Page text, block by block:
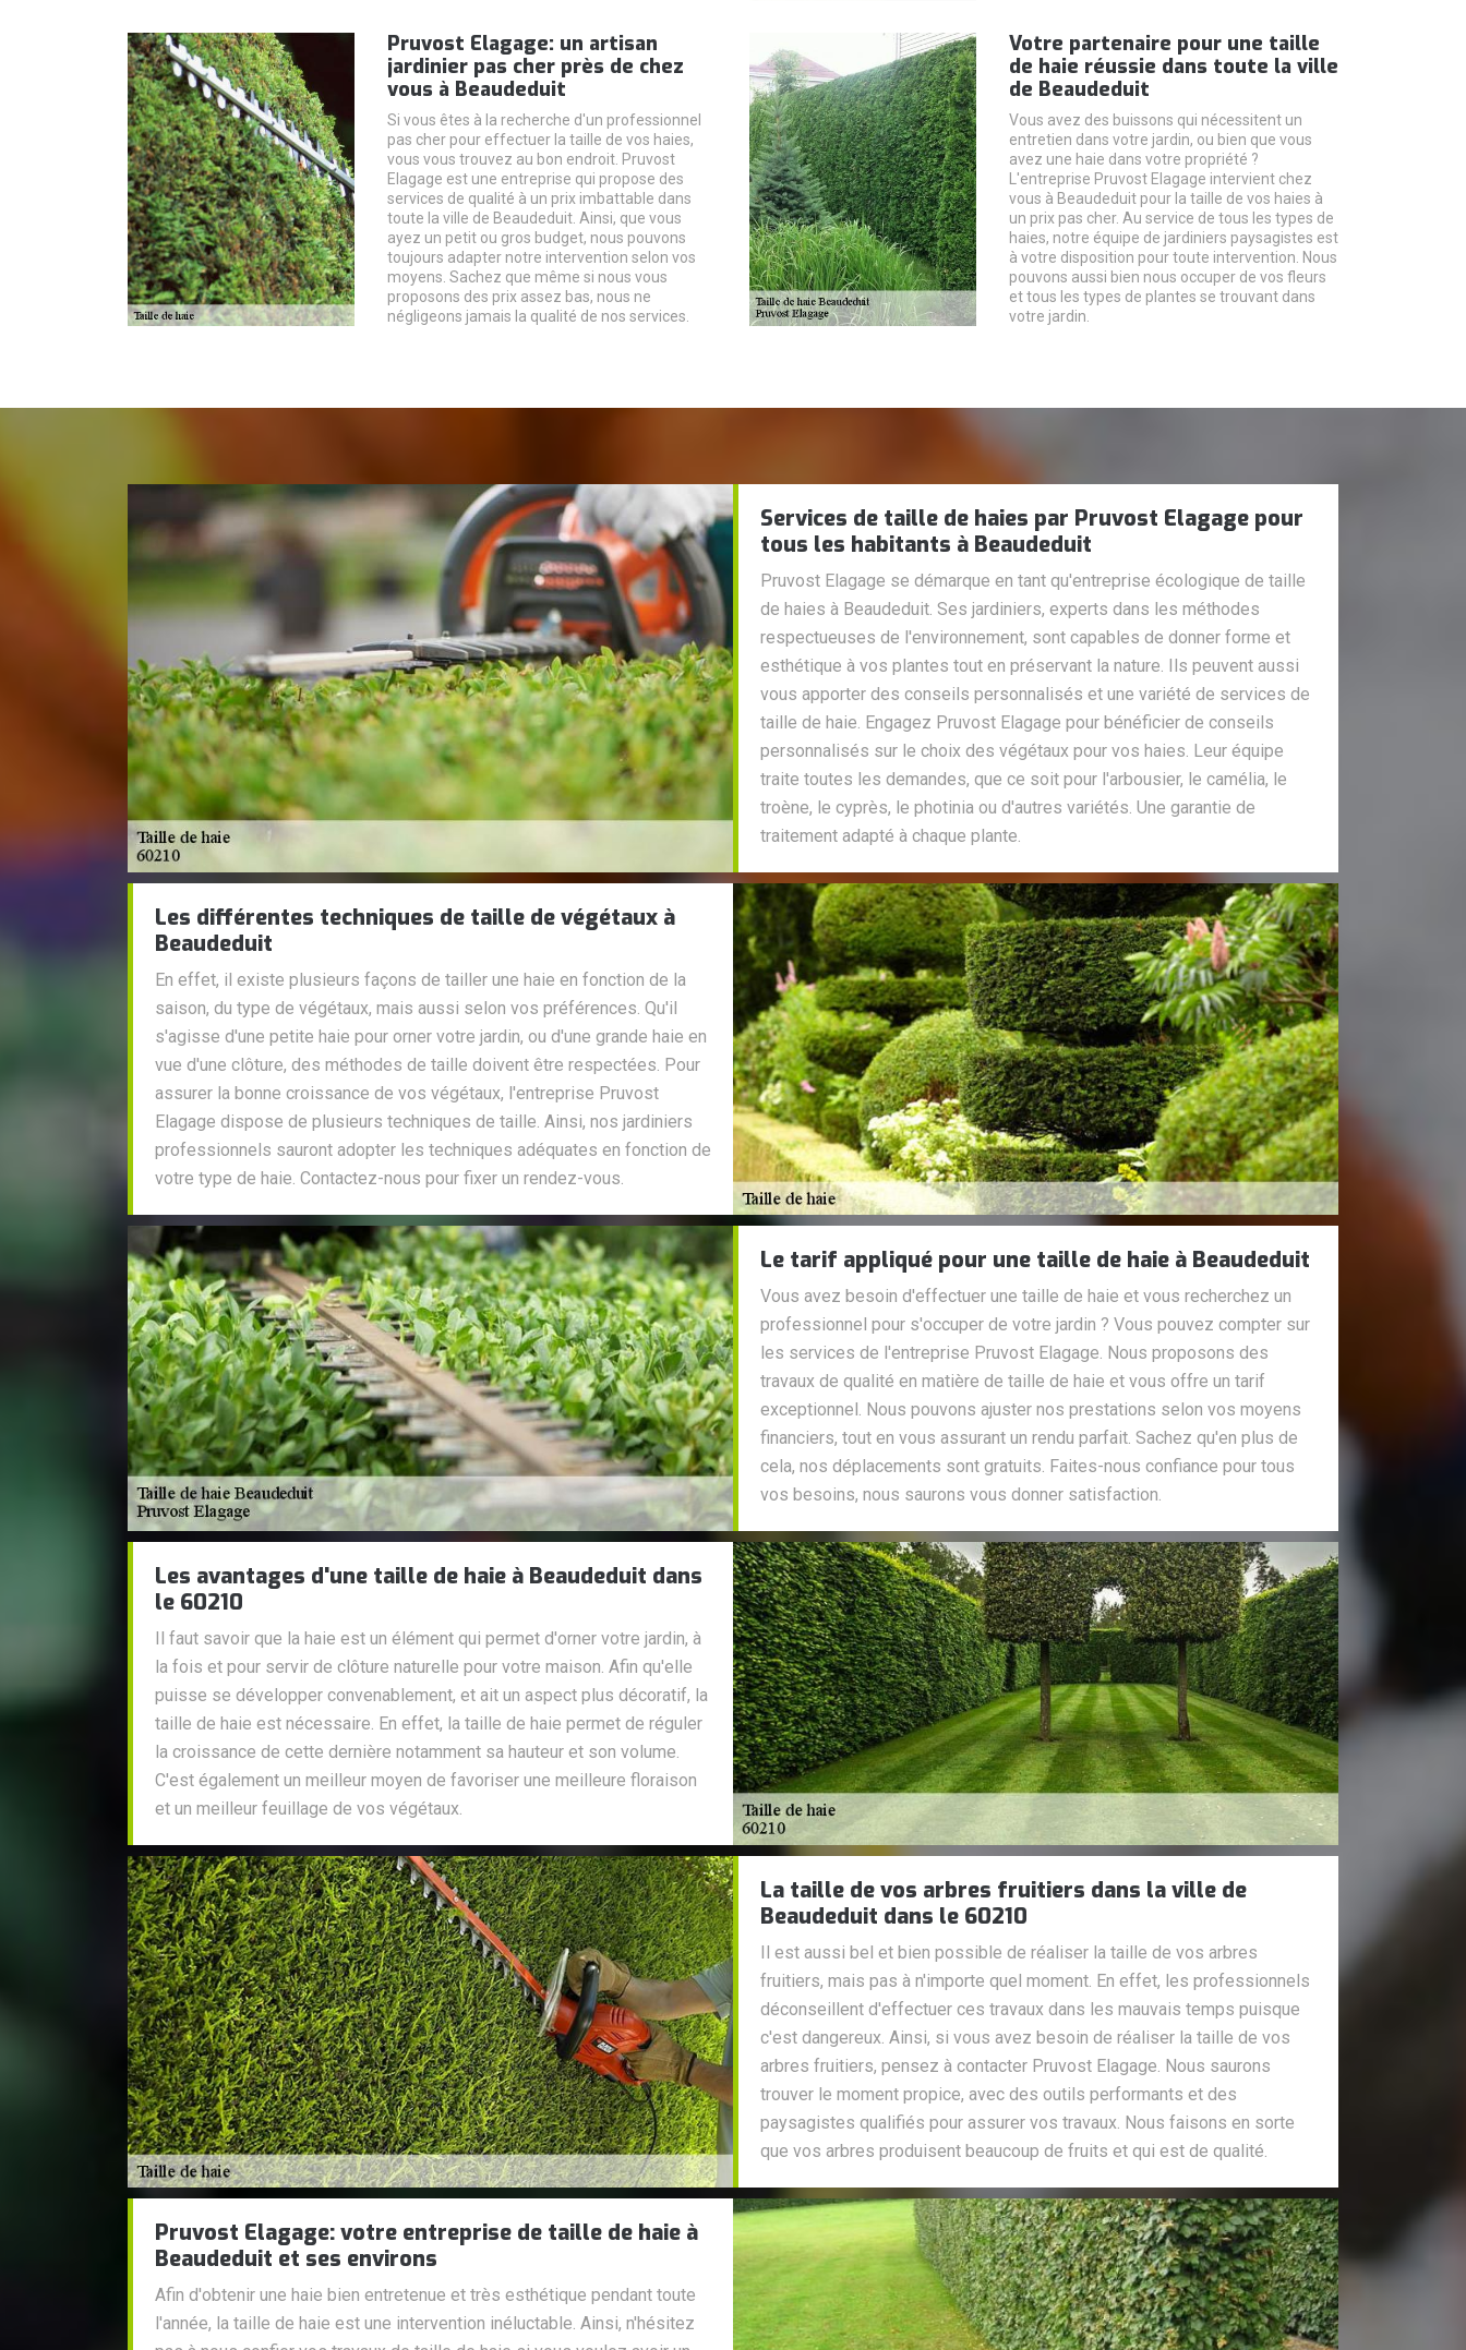
Pruvost Elagage: un artisan
jardinier pas cher près de chez
vous à Beaudeduit
Si vous êtes à la recherche d'un professionnel
pas cher pour effectuer la taille de vos haies,
vous vous trouvez au bon endroit. Pruvost
Elagage est une entreprise qui propose des
services de qualité à un prix imbattable dans
toute la ville de Beaudeduit. Ainsi, que vous
ayez un petit ou gros budget, nous pouvons
toujours adapter notre intervention selon vos
moyens. Sachez que même si nous vous
proposons des prix assez bas, nous ne
négligeons jamais la qualité de nos services.
Votre partenaire pour une taille
de haie réussie dans toute la ville
de Beaudeduit
Vous avez des buissons qui nécessitent un
entretien dans votre jardin, ou bien que vous
avez une haie dans votre propriété ?
L'entreprise Pruvost Elagage intervient chez
vous à Beaudeduit pour la taille de vos haies à
un prix pas cher. Au service de tous les types de
haies, notre équipe de jardiniers paysagistes est
à votre disposition pour toute intervention. Nous
pouvons aussi bien nous occuper de vos fleurs
et tous les types de plantes se trouvant dans
votre jardin.
Services de taille de haies par Pruvost Elagage pour
tous les habitants à Beaudeduit
Pruvost Elagage se démarque en tant qu'entreprise écologique de taille
de haies à Beaudeduit. Ses jardiniers, experts dans les méthodes
respectueuses de l'environnement, sont capables de donner forme et
esthétique à vos plantes tout en préservant la nature. Ils peuvent aussi
vous apporter des conseils personnalisés et une variété de services de
taille de haie. Engagez Pruvost Elagage pour bénéficier de conseils
personnalisés sur le choix des végétaux pour vos haies. Leur équipe
traite toutes les demandes, que ce soit pour l'arbousier, le camélia, le
troène, le cyprès, le photinia ou d'autres variétés. Une garantie de
traitement adapté à chaque plante.
Les différentes techniques de taille de végétaux à
Beaudeduit
En effet, il existe plusieurs façons de tailler une haie en fonction de la
saison, du type de végétaux, mais aussi selon vos préférences. Qu'il
s'agisse d'une petite haie pour orner votre jardin, ou d'une grande haie en
vue d'une clôture, des méthodes de taille doivent être respectées. Pour
assurer la bonne croissance de vos végétaux, l'entreprise Pruvost
Elagage dispose de plusieurs techniques de taille. Ainsi, nos jardiniers
professionnels sauront adopter les techniques adéquates en fonction de
votre type de haie. Contactez-nous pour fixer un rendez-vous.
Le tarif appliqué pour une taille de haie à Beaudeduit
Vous avez besoin d'effectuer une taille de haie et vous recherchez un
professionnel pour s'occuper de votre jardin ? Vous pouvez compter sur
les services de l'entreprise Pruvost Elagage. Nous proposons des
travaux de qualité en matière de taille de haie et vous offre un tarif
exceptionnel. Nous pouvons ajuster nos prestations selon vos moyens
financiers, tout en vous assurant un rendu parfait. Sachez qu'en plus de
cela, nos déplacements sont gratuits. Faites-nous confiance pour tous
vos besoins, nous saurons vous donner satisfaction.
Les avantages d'une taille de haie à Beaudeduit dans
le 60210
Il faut savoir que la haie est un élément qui permet d'orner votre jardin, à
la fois et pour servir de clôture naturelle pour votre maison. Afin qu'elle
puisse se développer convenablement, et ait un aspect plus décoratif, la
taille de haie est nécessaire. En effet, la taille de haie permet de réguler
la croissance de cette dernière notamment sa hauteur et son volume.
C'est également un meilleur moyen de favoriser une meilleure floraison
et un meilleur feuillage de vos végétaux.
La taille de vos arbres fruitiers dans la ville de
Beaudeduit dans le 60210
Il est aussi bel et bien possible de réaliser la taille de vos arbres
fruitiers, mais pas à n'importe quel moment. En effet, les professionnels
déconseillent d'effectuer ces travaux dans les mauvais temps puisque
c'est dangereux. Ainsi, si vous avez besoin de réaliser la taille de vos
arbres fruitiers, pensez à contacter Pruvost Elagage. Nous saurons
trouver le moment propice, avec des outils performants et des
paysagistes qualifiés pour assurer vos travaux. Nous faisons en sorte
que vos arbres produisent beaucoup de fruits et qui est de qualité.
Pruvost Elagage: votre entreprise de taille de haie à
Beaudeduit et ses environs
Afin d'obtenir une haie bien entretenue et très esthétique pendant toute
l'année, la taille de haie est une intervention inéluctable. Ainsi, n'hésitez